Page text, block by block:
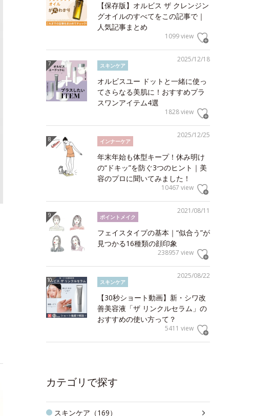
【保存版】オルビス ザ クレンジン
グオイルのすべてをこの記事で｜
人気記事まとめ
1099 view
2025/12/18
スキンケア
オルビスユー ドットと一緒に使っ
てさらなる美肌に！おすすめプラ
スワンアイテム4選
1828 view
2025/12/25
インナーケア
年末年始も体型キープ！休み明け
の“ドキッ”を防ぐ3つのヒント｜美
容のプロに聞いてみました！
10467 view
2021/08/11
ポイントメイク
フェイスタイプの基本｜“似合う”が
見つかる16種類の顔印象
238957 view
2025/08/22
スキンケア
【30秒ショート動画】新・シワ改
善美容液「ザ リンクルセラム」の
おすすめの使い方って？
5411 view
カテゴリで探す
スキンケア（169）